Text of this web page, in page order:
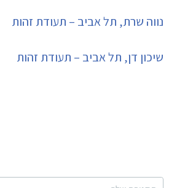
נווה שרת, תל אביב – תעודת זהות
שיכון דן, תל אביב – תעודת זהות